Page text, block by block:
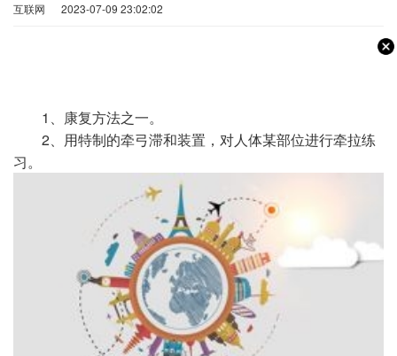
互联网 2023-07-09 23:02:02
1、康复方法之一。
2、用特制的牵弓滞和装置，对人体某部位进行牵拉练
习。